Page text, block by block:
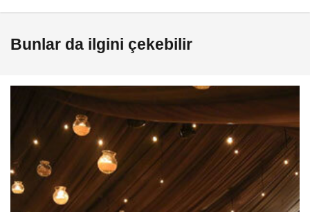
Bunlar da ilgini çekebilir